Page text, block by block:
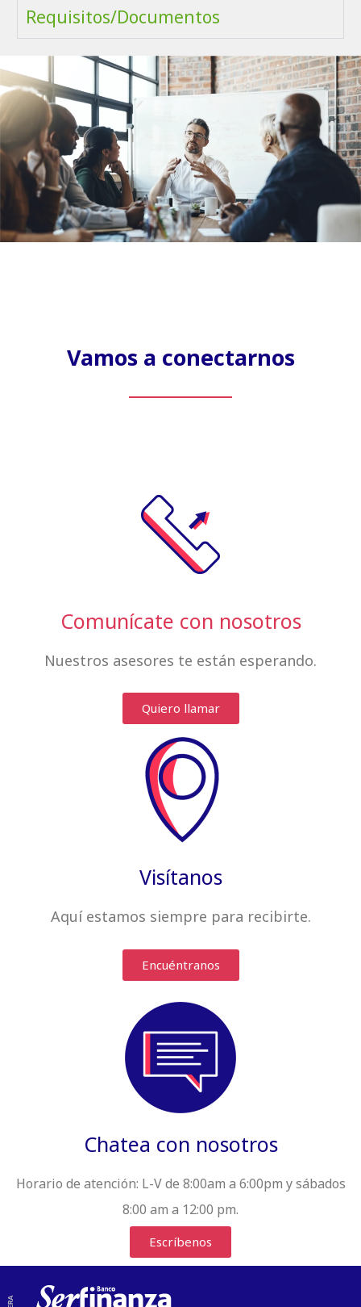
Requisitos/Documentos
Vamos a conectarnos
Comunícate con nosotros
Nuestros asesores te están esperando.
Quiero llamar
Visítanos
Aquí estamos siempre para recibirte.
Encuéntranos
Chatea con nosotros
Horario de atención: L-V de 8:00am a 6:00pm y sábados
8:00 am a 12:00 pm.
Escríbenos